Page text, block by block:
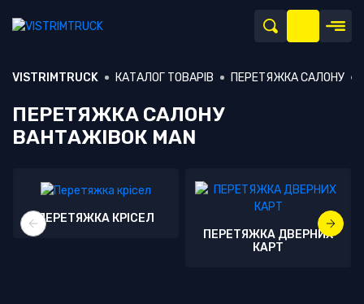
VISTRIMTRUCK КАТАЛОГ ТОВАРІВ ПЕРЕТЯЖКА САЛОНУ
ПЕРЕТЯЖКА САЛОНУ
ВАНТАЖІВОК MAN
ПЕРЕТЯЖКА КРІСЕЛ
ПЕРЕТЯЖКА ДВЕРНИХ
КАРТ